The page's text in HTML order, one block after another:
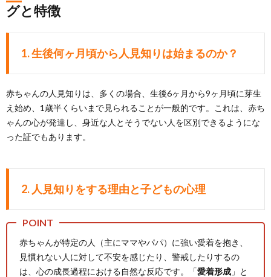
グと特徴
1. 生後何ヶ月頃から人見知りは始まるのか？
赤ちゃんの人見知りは、多くの場合、生後6ヶ月から9ヶ月頃に芽生
え始め、1歳半くらいまで見られることが一般的です。これは、赤ち
ゃんの心が発達し、身近な人とそうでない人を区別できるようにな
った証でもあります。
2. 人見知りをする理由と子どもの心理
赤ちゃんが特定の人（主にママやパパ）に強い愛着を抱き、
見慣れない人に対して不安を感じたり、警戒したりするの
は、心の成長過程における自然な反応です。「愛着形成 」と